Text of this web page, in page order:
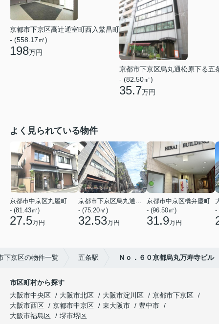
京都市下京区高辻通室町西入繁昌町
- (558.17㎡)
198万円
京都市下京区烏丸通松原下る五
- (82.50㎡)
35.7万円
よく見られている物件
京都市中京区丸屋町
- (81.43㎡)
27.5万円
- (75.20㎡)
32.53万円
京都市中京区橋弁慶町
- (96.50㎡)
31.9万円
-
下京区の物件一覧 五条駅 Ｎｏ．６０京都烏丸万寿寺ビル
市区町村から探す
大阪市中央区
大阪市北区 大阪市淀川区
京都市下京区
大阪市西区
京都市中京区 東大阪市
豊中市
大阪市福島区
堺市堺区